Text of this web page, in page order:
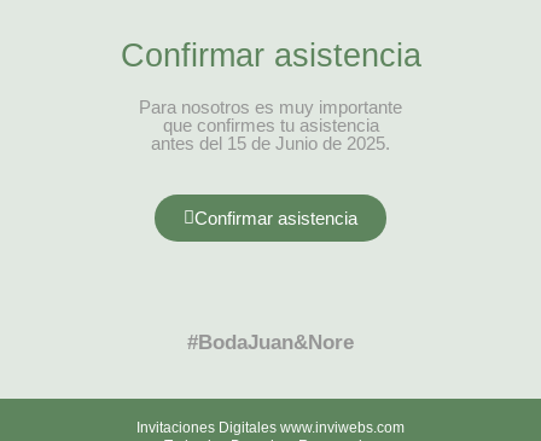
Confirmar asistencia
Para nosotros es muy importante
que confirmes tu asistencia
antes del 15 de Junio de 2025.
Confirmar asistencia
#BodaJuan&Nore
Invitaciones Digitales www.inviwebs.com